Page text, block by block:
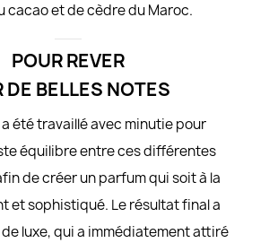
cacao et de cèdre du Maroc.
POUR REVER
DE BELLES NOTES
été travaillé avec minutie pour
équilibre entre ces différentes
de créer un parfum qui soit à la
et sophistiqué. Le résultat final a
luxe, qui a immédiatement attiré